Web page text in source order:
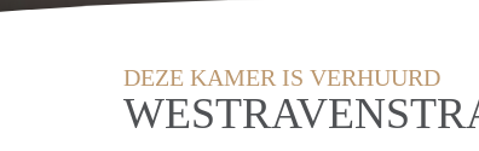
DEZE KAMER IS VERHUURD